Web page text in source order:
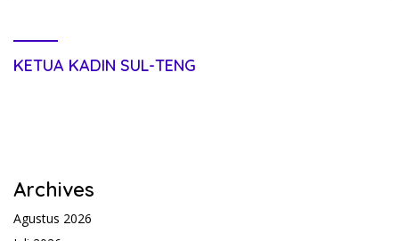
KETUA KADIN SUL-TENG
Archives
Agustus 2026